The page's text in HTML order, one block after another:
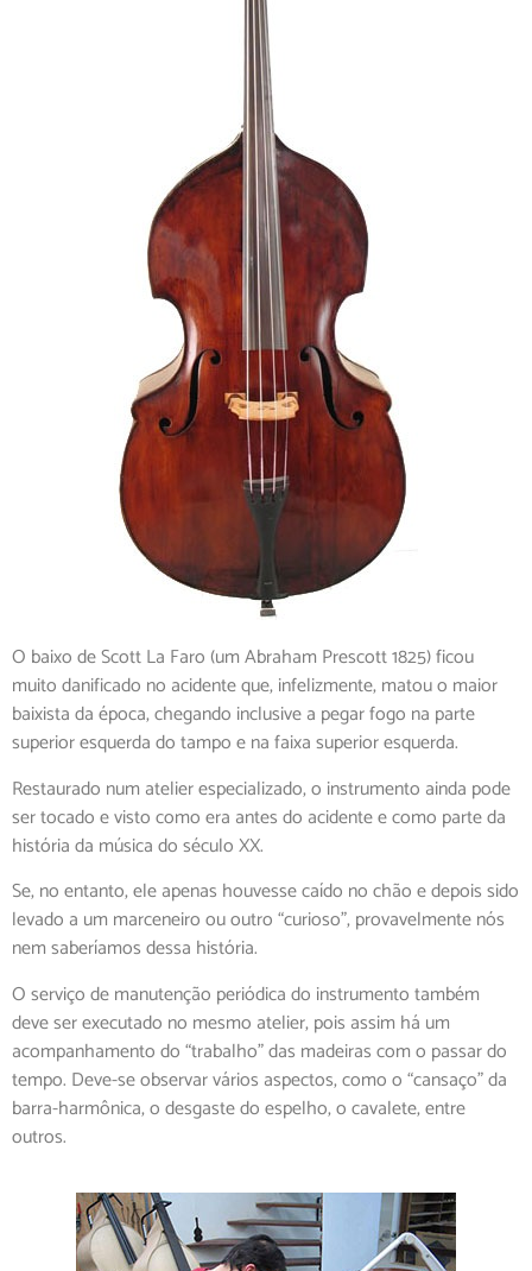
O baixo de Scott La Faro (um Abraham Prescott 1825) ficou
muito danificado no acidente que, infelizmente, matou o maior
baixista da época, chegando inclusive a pegar fogo na parte
superior esquerda do tampo e na faixa superior esquerda.
Restaurado num atelier especializado, o instrumento ainda pode
ser tocado e visto como era antes do acidente e como parte da
história da música do século XX.
Se, no entanto, ele apenas houvesse caído no chão e depois sido
levado a um marceneiro ou outro “curioso”, provavelmente nós
nem saberíamos dessa história.
O serviço de manutenção periódica do instrumento também
deve ser executado no mesmo atelier, pois assim há um
acompanhamento do “trabalho” das madeiras com o passar do
tempo. Deve-se observar vários aspectos, como o “cansaço” da
barra-harmônica, o desgaste do espelho, o cavalete, entre
outros.